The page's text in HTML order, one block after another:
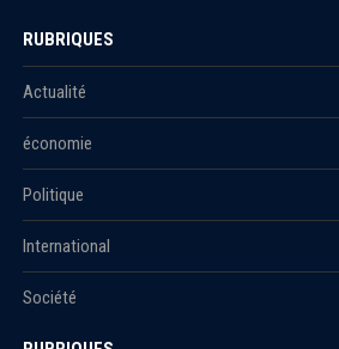
RUBRIQUES
Actualité
économie
Politique
International
Société